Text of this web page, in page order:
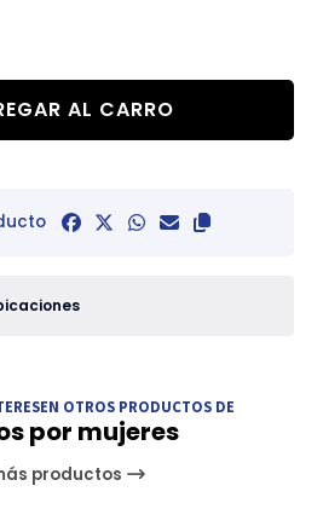
AL CARRO
OTROS PRODUCTOS DE
por mujeres
productos